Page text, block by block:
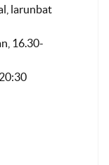
larunbat
16.30-